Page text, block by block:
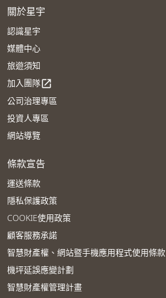
關於星宇
認識星宇
媒體中心
旅遊須知
加入團隊open_in_new
公司治理專區
投資人專區
網站導覽
條款宣告
運送條款
隱私保護政策
COOKIE使用政策
顧客服務承諾
智慧財產權、網站暨手機應用程式使用條款
機坪延誤應變計劃
智慧財產權管理計畫